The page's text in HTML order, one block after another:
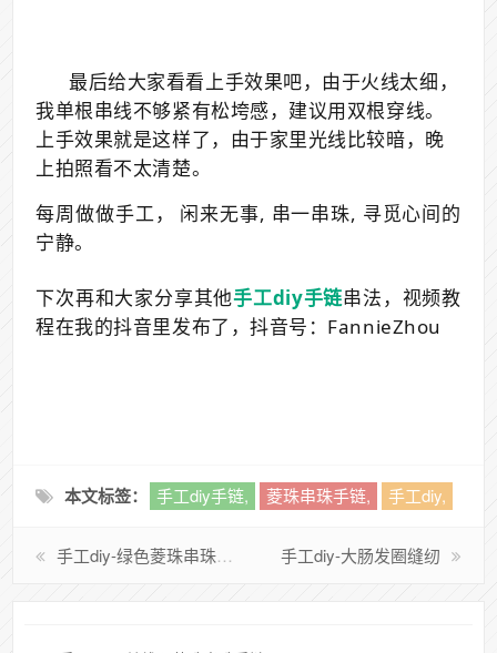
最后给大家看看上手效果吧，由于火线太细，
我单根串线不够紧有松垮感， 建议用双根穿线。
上手效果就是这样了，由于家里光线比较暗，晚
上拍照看不太清楚。
每周做做手工，
闲来无事, 串一串珠, 寻觅心间的
宁静。
下次再和大家分享其他手工diy手链串法，视频教
程在我的抖音里发布了，抖音号： FannieZhou
本文标签： 手工diy手链​, 菱珠串珠手链, 手工diy,
手工diy-绿色菱珠串珠手链 手工diy-大肠发圈缝纫